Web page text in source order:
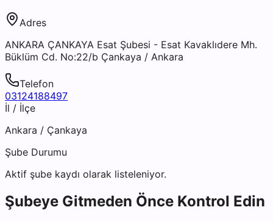
Adres
ANKARA ÇANKAYA Esat Şubesi - Esat Kavaklıdere Mh.
Büklüm Cd. No:22/b Çankaya / Ankara
Telefon
03124188497
İl / İlçe
Ankara / Çankaya
Şube Durumu
Aktif şube kaydı olarak listeleniyor.
Şubeye Gitmeden Önce Kontrol Edin